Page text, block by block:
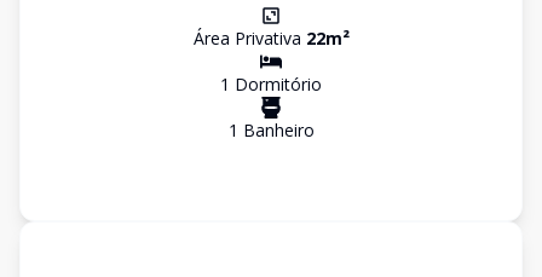
Área Privativa 22m²
1 Dormitório
1 Banheiro